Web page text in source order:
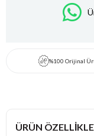
%100 Orijinal
ÜRÜN